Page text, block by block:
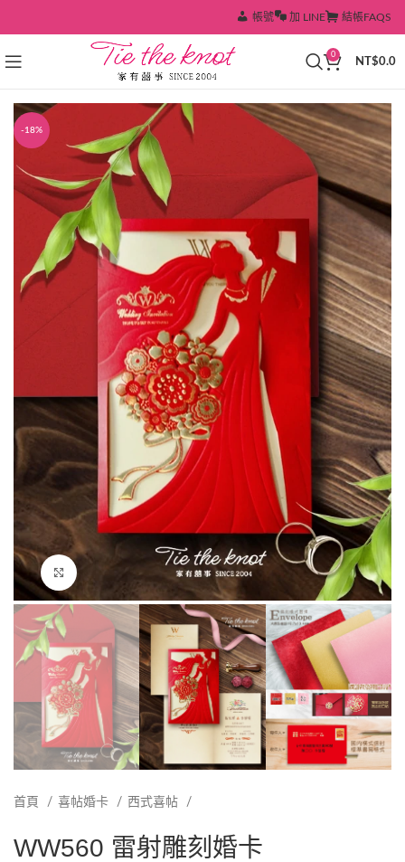
帳號 加 LINE 結帳FAQS
0
NT$0.0
-18%
點擊放大
首頁 喜帖婚卡 西式喜帖
WW560 雷射雕刻婚卡